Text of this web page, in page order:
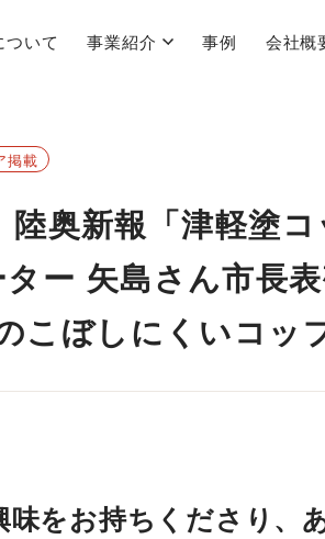
ついて 事業紹介 事例 会社概
掲載
奥新報「津軽塗コ
ー 矢島さん市長
こぼしにくいコッ
をお持ちくださり、